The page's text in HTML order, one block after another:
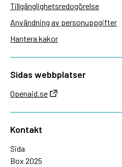
Tillgänglighetsredogörelse
Användning av personuppgifter
Hantera kakor
Sidas webbplatser
Openaid.se
Kontakt
Sida
Box 2025